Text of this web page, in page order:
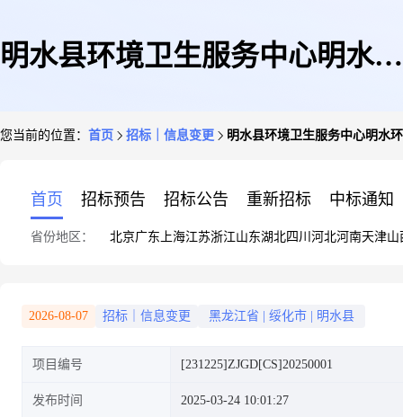
明水县环境卫生服务中心明水环
您当前的位置： 首页 招标｜信息变更 明水县环境卫生服务中心明水
首页 招标预告 招标公告 重新招标 中标通知
省份地区： 北京广东 上海江苏浙江山东湖北四川 河北河南天津山
2026-08-07 招标｜信息变更 黑龙江省 绥化市 明水县
项目编号 [231225]ZJGD[CS]20250001
发布时间 2025-03-24 10:01:27